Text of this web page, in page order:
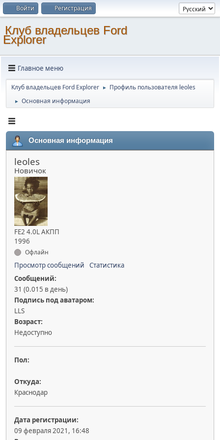
Войти Регистрация
Клуб владельцев Ford
Explorer
Главное меню
Клуб владельцев Ford Explorer ► Профиль пользователя leoles
► Основная информация
Основная информация
leoles
Новичок
FE2 4.0L АКПП
1996
Офлайн
Просмотр сообщений
Статистика
Сообщений:
31 (0.015 в день)
Подпись под аватаром:
LLS
Возраст:
Недоступно
Пол:
Откуда:
Краснодар
Дата регистрации:
09 февраля 2021, 16:48